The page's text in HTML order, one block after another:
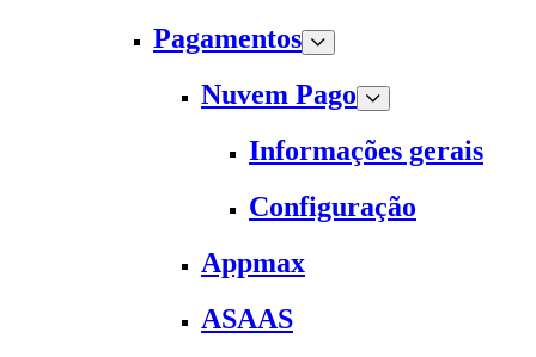
Pagamentos
Nuvem Pago
Informações gerais
Configuração
Appmax
ASAAS